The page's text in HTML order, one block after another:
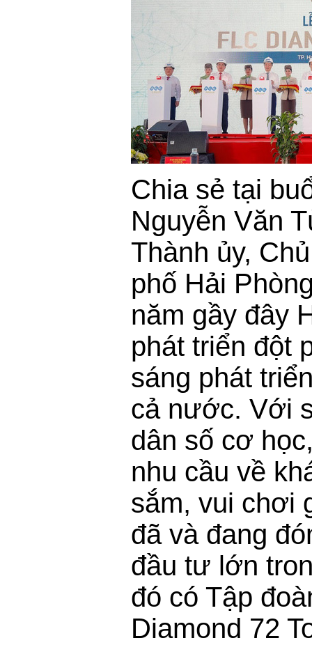
Chia sẻ tại
Nguyễn Văn
Thành ủy,
phố Hải
năm gầy đây
phát triển đột
sáng phát
cả nước. Với
dân số cơ
nhu cầu về
sắm, vui chơi
đã và đang
đầu tư lớn
đó có Tập
Diamond 72